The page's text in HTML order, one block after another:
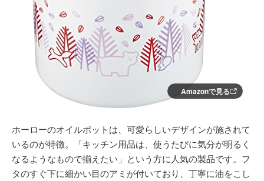
Amazonで見る
ホーローのオイルポットは、可愛らしいデザインが施されて
いるのが特徴。「キッチン用品は、使うたびに気分が明るく
なるようなもので揃えたい」という方に人気の製品です。フ
タのすぐ下に細かい目のアミが付いており、丁寧に油をこし